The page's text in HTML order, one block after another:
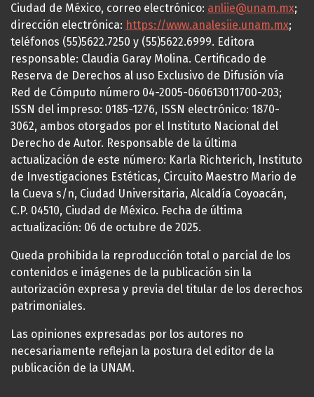
Ciudad de México, correo electrónico: anliie@unam.mx;
dirección electrónica: https://www.analesiie.unam.mx;
teléfonos (55)5622.7250 y (55)5622.6999. Editora
responsable: Claudia Garay Molina. Certificado de
Reserva de Derechos al uso Exclusivo de Difusión vía
Red de Cómputo número 04-2005-060613011700-203;
ISSN del impreso: 0185-1276, ISSN electrónico: 1870-
3062, ambos otorgados por el Instituto Nacional del
Derecho de Autor. Responsable de la última
actualización de este número: Karla Richterich, Instituto
de Investigaciones Estéticas, Circuito Maestro Mario de
la Cueva s/n, Ciudad Universitaria, Alcaldía Coyoacán,
C.P. 04510, Ciudad de México. Fecha de última
actualización: 06 de octubre de 2025.
Queda prohibida la reproducción total o parcial de los
contenidos e imágenes de la publicación sin la
autorización expresa y previa del titular de los derechos
patrimoniales.
Las opiniones expresadas por los autores no
necesariamente reflejan la postura del editor de la
publicación de la UNAM.